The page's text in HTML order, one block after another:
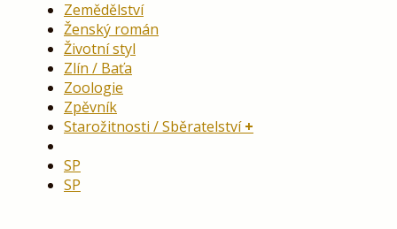
Zemědělství
Ženský román
Životní styl
Zlín / Baťa
Zoologie
Zpěvník
Starožitnosti / Sběratelství
SP
SP